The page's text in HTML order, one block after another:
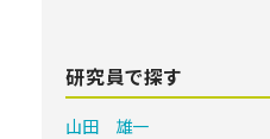
研究員で探す
山田 雄一